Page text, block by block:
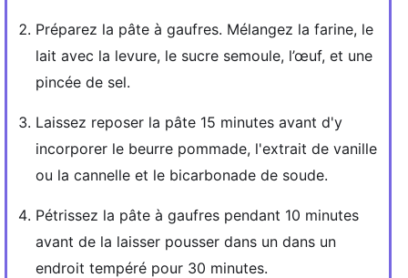
Préparez la pâte à gaufres. Mélangez la farine, le
lait avec la levure, le sucre semoule, l’œuf, et une
pincée de sel.
Laissez reposer la pâte 15 minutes avant d'y
incorporer le beurre pommade, l'extrait de vanille
ou la cannelle et le bicarbonade de soude.
Pétrissez la pâte à gaufres pendant 10 minutes
avant de la laisser pousser dans un dans un
endroit tempéré pour 30 minutes.